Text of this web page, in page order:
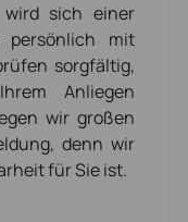
wird sich einer
persönlich mit
sorgfältig,
Anliegen
wir großen
denn wir
für Sie ist.